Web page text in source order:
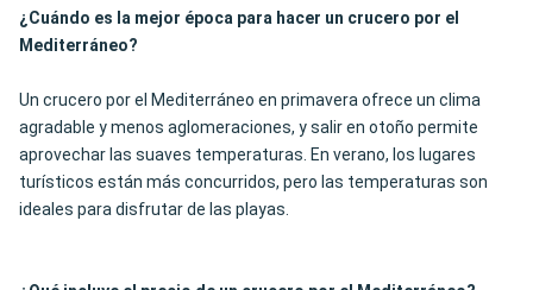
¿Cuándo es la mejor época para hacer un crucero por el
Mediterráneo?
Un crucero por el Mediterráneo en primavera ofrece un clima
agradable y menos aglomeraciones, y salir en otoño permite
aprovechar las suaves temperaturas. En verano, los lugares
turísticos están más concurridos, pero las temperaturas son
ideales para disfrutar de las playas.